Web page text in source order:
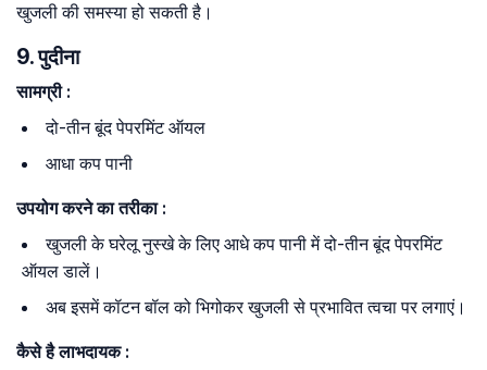
खुजली की समस्या हो सकती है।
9. पुदीना
सामग्री:
दो-तीन बूंद पेपरमिंट ऑयल
आधा कप पानी
उपयोग करने का तरीका:
खुजली के घरेलू नुस्खे के लिए आधे कप पानी में दो-तीन बूंद पेपरमिंट
ऑयल डालें।
अब इसमें कॉटन बॉल को भिगोकर खुजली से प्रभावित त्वचा पर लगाएं।
कैसे है लाभदायक: